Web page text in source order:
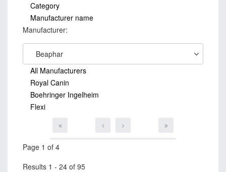
Category
Manufacturer name
Manufacturer:
Beaphar
All Manufacturers
Royal Canin
Boehringer Ingelheim
Flexi
Page 1 of 4
Results 1 - 24 of 95